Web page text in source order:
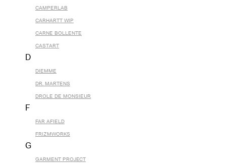
CAMPERLAB
CARHARTT WIP
CARNE BOLLENTE
CASTART
D
DIEMME
DR. MARTENS
DROLE DE MONSIEUR
F
FAR AFIELD
FRIZMWORKS
G
GARMENT PROJECT